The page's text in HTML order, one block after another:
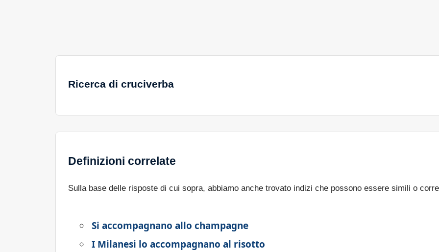
Ricerca di cruciverba
Definizioni correlate
Sulla base delle risposte di cui sopra, abbiamo anche trovato indizi che possono essere simili o
Si accompagnano allo champagne
I Milanesi lo accompagnano al risotto